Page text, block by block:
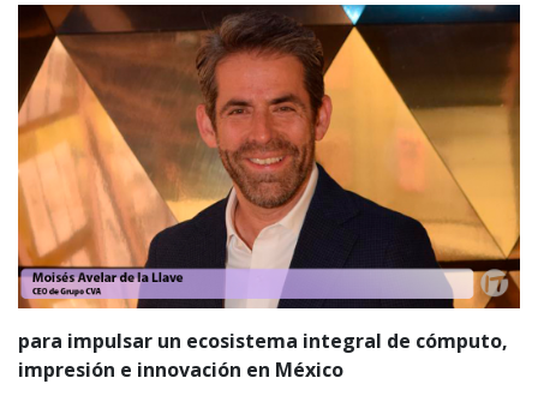
para impulsar un ecosistema integral de cómputo,
impresión e innovación en México
PERÚ
ARGENTINA
MÉXICO